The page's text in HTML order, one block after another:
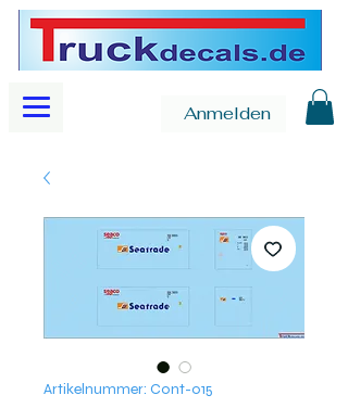
Anmelden
Artikelnummer: Cont-015